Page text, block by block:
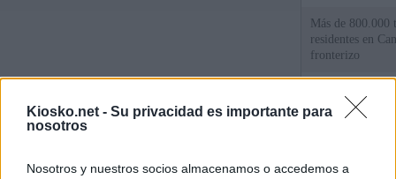
Kiosko.net - Su privacidad es importante para
nosotros
Nosotros y nuestros socios almacenamos o accedemos a
Más de 800.000
residentes en
fronterizo
Qué hay detrás
España por la
personas se